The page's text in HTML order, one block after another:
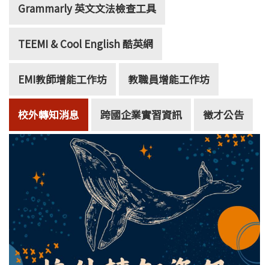
Grammarly 英文文法檢查工具
TEEMI & Cool English 酷英網
EMI教師增能工作坊 教職員增能工作坊
校外轉知消息 跨國企業實習資訊 徵才公告